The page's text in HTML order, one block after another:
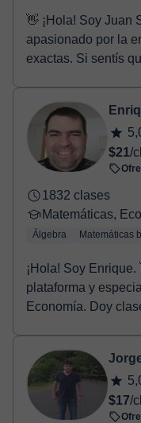
👋 ¡Hola! Soy Juan
apasionado por la
exactas. Si sentís que las matemáticas, la física o la
$21/
1832 clases
Matemáticas,
Álgebra Matemáticas
¡Hola! Soy Enrique.
plataforma y
Economía.
$17/